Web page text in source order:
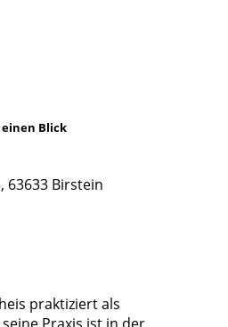
Blick
63633 Birstein
praktiziert als
Praxis ist in der